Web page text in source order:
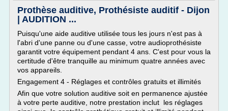
Prothèse auditive, Prothésiste auditif - Dijon
| AUDITION ...
Puisqu'une aide auditive utilisée tous les jours n'est pas à
l'abri d'une panne ou d'une casse, votre audioprothésiste
garantit votre équipement pendant 4 ans. C'est pour vous la
certitude d'être tranquille au minimum quatre années avec
vos appareils.
Engagement 4 - Réglages et contrôles gratuits et illimités
Afin que votre solution auditive soit en permanence ajustée
à votre perte auditive, notre prestation inclut les réglages